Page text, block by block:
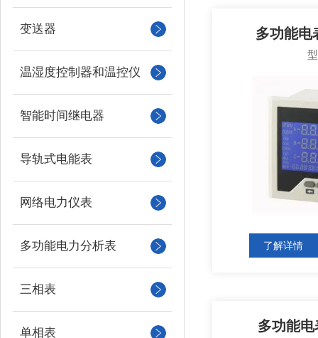
变送器
温湿度控制器和温控仪
智能时间继电器
导轨式电能表
网络电力仪表
多功能电力分析表
三相表
单相表
多功能电
了解详情
多功能